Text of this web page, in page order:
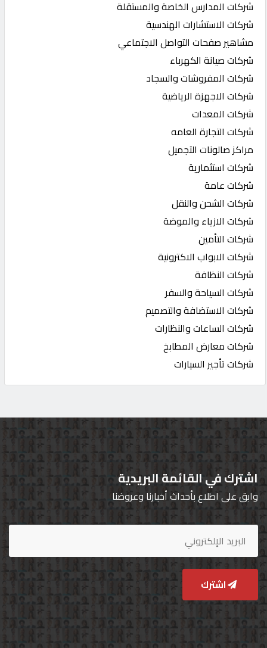
شركات المدارس الخاصة والمستقلة
شركات الاستشارات الهندسية
مشاهير صفحات التواصل الاجتماعي
شركات صيانة الكهرباء
شركات المفروشات والسجاد
شركات الاجهزة الرياضية
شركات المعدات
شركات التجارة العامه
مراكز صالونات التجميل
شركات استثمارية
شركات عامة
شركات الشحن والنقل
شركات الازياء والموضة
شركات التأمين
شركات الابواب الاكترونية
شركات النظافة
شركات السياحة والسفر
شركات الاستضافة والتصميم
شركات الساعات والنظارات
شركات معارض المطابخ
شركات تأجير السيارات
اشترك في القائمة البريدية
وابق على اطلاع بأحداث أخبارنا وعروضنا
اشترك